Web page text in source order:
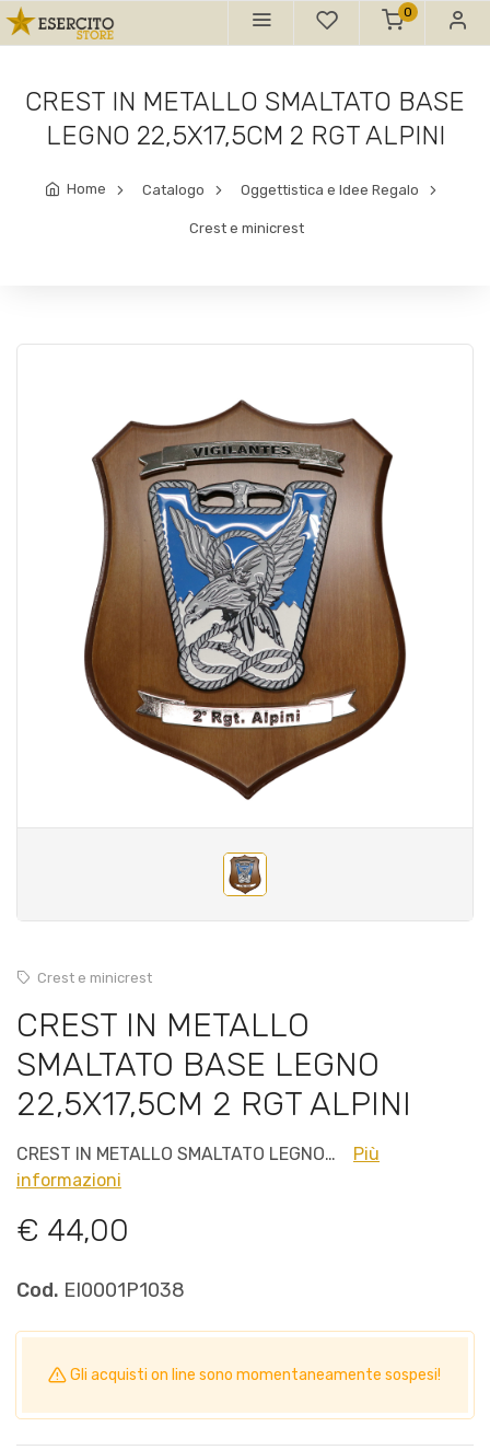
0
CREST IN METALLO SMALTATO BASE
LEGNO 22,5X17,5CM 2 RGT ALPINI
Home Catalogo Oggettistica e Idee Regalo
Crest e minicrest
Crest e minicrest
CREST IN METALLO
SMALTATO BASE LEGNO
22,5X17,5CM 2 RGT ALPINI
CREST IN METALLO SMALTATO LEGNO…
Più
informazioni
€ 44,00
Cod. EI0001P1038
Gli acquisti on line sono momentaneamente sospesi!